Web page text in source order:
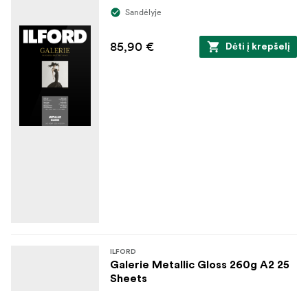
Sandėlyje
85,90 € Dėti į krepšelį
ILFORD
Galerie Metallic Gloss 260g A2 25
Sheets